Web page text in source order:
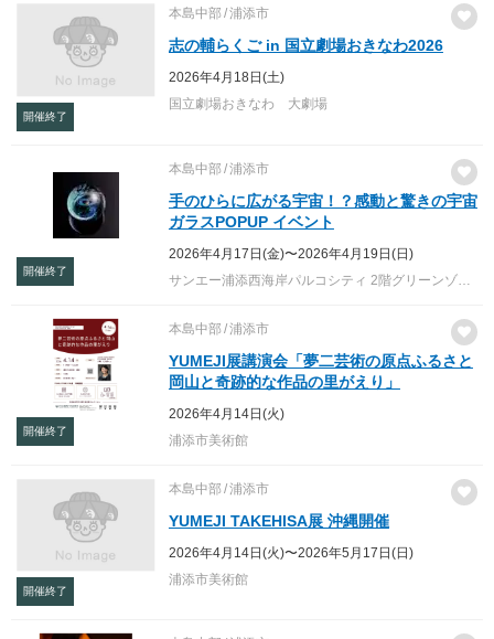
開催終了
本島中部 浦添市
志の輔らくご in 国立劇場おきなわ2026
2026年4月18日(土)
国立劇場おきなわ 大劇場
開催終了
本島中部 浦添市
手のひらに広がる宇宙！？感動と驚きの宇宙
ガラスPOPUP イベント
2026年4月17日(金)〜2026年4月19日(日)
サンエー浦添西海岸パルコシティ 2階グリーンゾーン 特設会場
開催終了
本島中部 浦添市
YUMEJI展講演会「夢二芸術の原点ふるさと
岡山と奇跡的な作品の里がえり」
2026年4月14日(火)
浦添市美術館
開催終了
本島中部 浦添市
YUMEJI TAKEHISA展 沖縄開催
2026年4月14日(火)〜2026年5月17日(日)
浦添市美術館